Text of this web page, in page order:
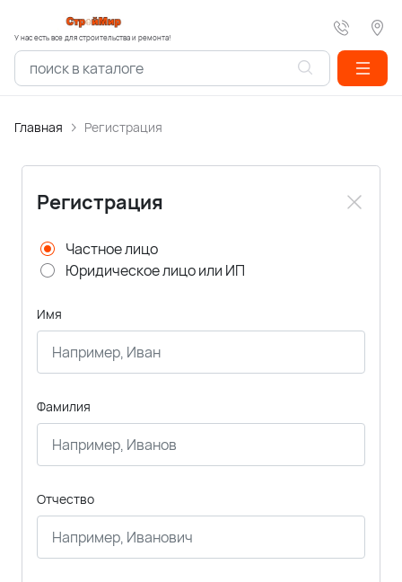
У нас есть все для строительства и ремонта!
Главная Регистрация
Регистрация
Частное лицо
Юридическое лицо или ИП
Имя
Фамилия
Отчество